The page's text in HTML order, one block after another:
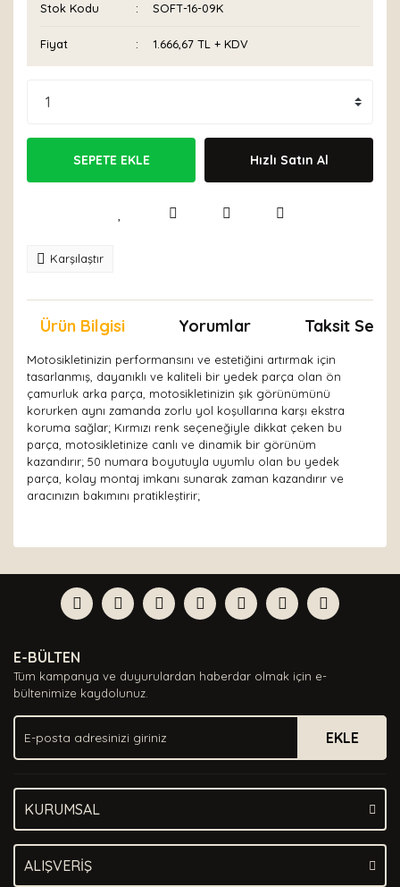
Stok Kodu SOFT-16-09K
Fiyat 1.666,67 TL + KDV
SEPETE EKLE Hızlı Satın Al
Karşılaştır
Ürün Bilgisi Yorumlar Taksit
Motosikletinizin performansını ve estetiğini artırmak için
tasarlanmış, dayanıklı ve kaliteli bir yedek parça olan ön
çamurluk arka parça, motosikletinizin şık görünümünü
korurken aynı zamanda zorlu yol koşullarına karşı ekstra
koruma sağlar; Kırmızı renk seçeneğiyle dikkat çeken bu
parça, motosikletinize canlı ve dinamik bir görünüm
kazandırır; 50 numara boyutuyla uyumlu olan bu yedek
parça, kolay montaj imkanı sunarak zaman kazandırır ve
aracınızın bakımını pratikleştirir;
Yorum Yaz
formunu kullanarak tarafımıza iletebilirsiniz.
Görüş ve önerileriniz için teşekkür ederiz.
Ürün açıklamasında eksik bilgiler bulunuyor.
Ürün bilgilerinde hatalar bulunuyor.
Ürün fiyatı diğer sitelerden daha pahalı.
Bu ürüne benzer farklı alternatifler olmalı.
E-BÜLTEN
Tüm kampanya ve duyurulardan haberdar olmak için e-
bültenimize kaydolunuz.
EKLE
KURUMSAL
ALIŞVERİŞ